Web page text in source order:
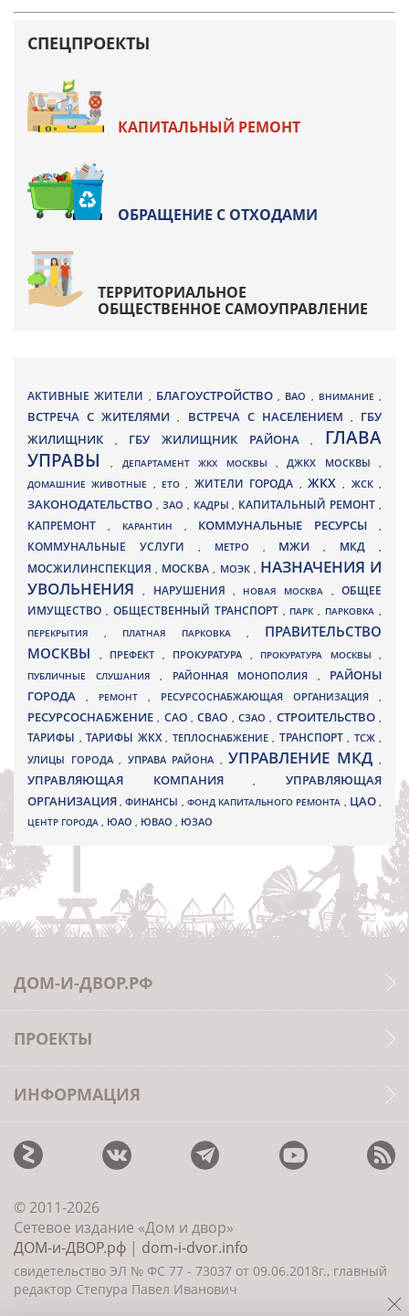
СПЕЦПРОЕКТЫ
КАПИТАЛЬНЫЙ РЕМОНТ
ОБРАЩЕНИЕ С ОТХОДАМИ
ТЕРРИТОРИАЛЬНОЕ
ОБЩЕСТВЕННОЕ САМОУПРАВЛЕНИЕ
АКТИВНЫЕ ЖИТЕЛИ , БЛАГОУСТРОЙСТВО , ВАО , ВНИМАНИЕ ,
ВСТРЕЧА С ЖИТЕЛЯМИ, ВСТРЕЧА С НАСЕЛЕНИЕМ , ГБУ
ЖИЛИЩНИК
, ГБУ ЖИЛИЩНИК РАЙОНА, ГЛАВА
УПРАВЫ, ДЕПАРТАМЕНТ ЖКХ МОСКВЫ ,ДЖКХ МОСКВЫ ,
ДОМАШНИЕ ЖИВОТНЫЕ , ЕТО, ЖИТЕЛИ ГОРОДА , ЖКХ, ЖСК,
ЗАКОНОДАТЕЛЬСТВО , ЗАО , КАДРЫ, КАПИТАЛЬНЫЙ РЕМОНТ ,
КАПРЕМОНТ , КАРАНТИН , КОММУНАЛЬНЫЕ РЕСУРСЫ,
КОММУНАЛЬНЫЕ УСЛУГИ , МЕТРО , МЖИ, МКД ,
МОСЖИЛИНСПЕКЦИЯ, МОСКВА , МОЭК , НАЗНАЧЕНИЯ И
УВОЛЬНЕНИЯ, НАРУШЕНИЯ , НОВАЯ МОСКВА ,ОБЩЕЕ
ИМУЩЕСТВО , ОБЩЕСТВЕННЫЙ ТРАНСПОРТ , ПАРК, ПАРКОВКА ,
ПЕРЕКРЫТИЯ , ПЛАТНАЯ ПАРКОВКА , ПРАВИТЕЛЬСТВО
МОСКВЫ
, ПРЕФЕКТ , ПРОКУРАТУРА , ПРОКУРАТУРА МОСКВЫ ,
ПУБЛИЧНЫЕ СЛУШАНИЯ , РАЙОННАЯ МОНОПОЛИЯ , РАЙОНЫ
ГОРОДА
, РЕМОНТ , РЕСУРСОСНАБЖАЮЩАЯ ОРГАНИЗАЦИЯ ,
РЕСУРСОСНАБЖЕНИЕ, САО,СВАО ,СЗАО, СТРОИТЕЛЬСТВО,
ТАРИФЫ , ТАРИФЫ ЖКХ , ТЕПЛОСНАБЖЕНИЕ , ТРАНСПОРТ , ТСЖ ,
УЛИЦЫ ГОРОДА , УПРАВА РАЙОНА , УПРАВЛЕНИЕ МКД ,
УПРАВЛЯЮЩАЯ КОМПАНИЯ,УПРАВЛЯЮЩАЯ
ОРГАНИЗАЦИЯ,ФИНАНСЫ , ФОНД КАПИТАЛЬНОГО РЕМОНТА , ЦАО,
ЦЕНТР ГОРОДА , ЮАО , ЮВАО , ЮЗАО
ДОМ-И-ДВОР.РФ
ПРОЕКТЫ
ИНФОРМАЦИЯ
© 2011-2026
Сетевое издание «Дом и двор»
ДОМ-и-ДВОР.рф | dom-i-dvor.info
свидетельство ЭЛ № ФС 77 - 73037 от 09.06.2018г., главный
редактор Степура Павел Иванович